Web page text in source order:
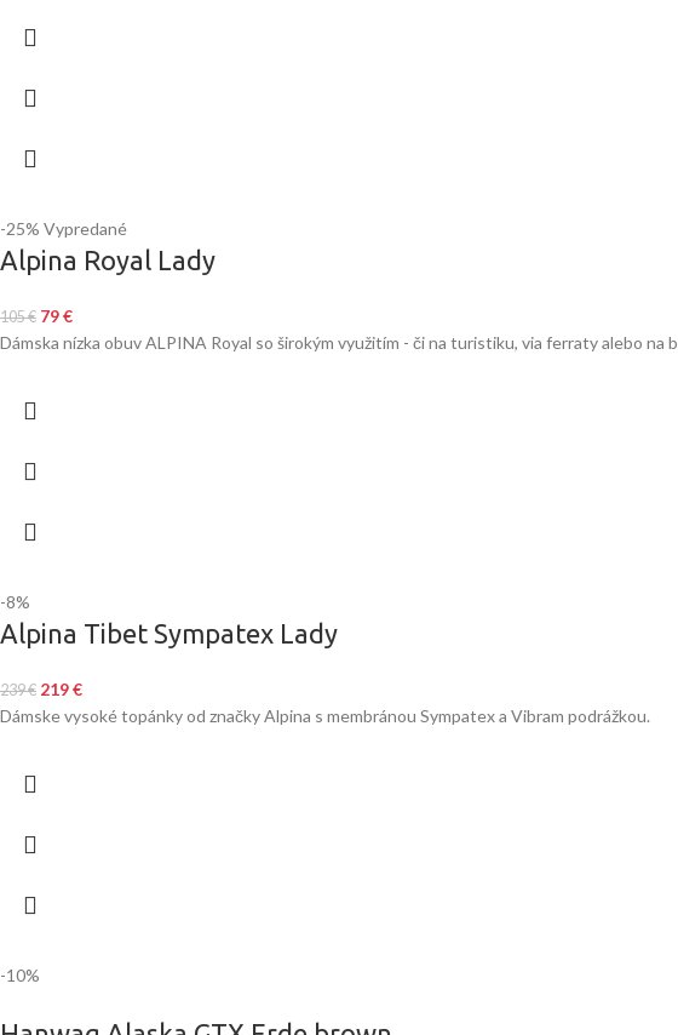
-25% Vypredané
Alpina Royal Lady
105€ 79€
Dámska nízka obuv ALPINA Royal so širokým využitím - či na turistiku, via ferraty alebo na
-8%
Alpina Tibet Sympatex Lady
239€ 219€
Dámske vysoké topánky od značky Alpina s membránou Sympatex a Vibram podrážkou.
-10%